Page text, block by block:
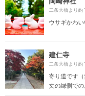
二条大橋より約
ウサギかわ
建仁寺
二条大橋より約
寄り道です
丈の縁側での